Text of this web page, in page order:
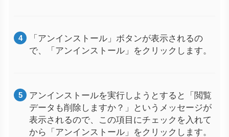
「アンインストール」ボタンが表示されるの
で、「アンインストール」をクリックします。
アンインストールを実行しようとすると「閲覧
データも削除しますか？」というメッセージが
表示されるので、この項目にチェックを入れて
から「アンインストール」をクリックします。